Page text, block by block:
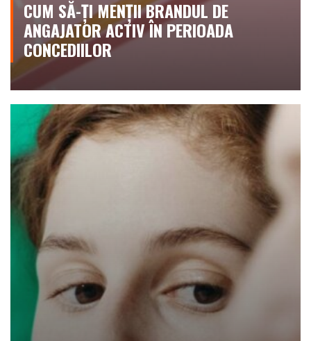
CUM SĂ-ȚI MENȚII BRANDUL DE
ANGAJATOR ACTIV ÎN PERIOADA
CONCEDIILOR